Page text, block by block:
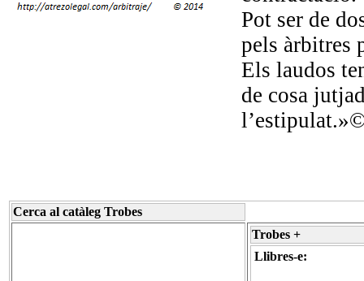
Pot ser de
pels àrbitres
Els laudos
de cosa
Cerca al catàleg Trobes
Trobes +
Llibres-e: